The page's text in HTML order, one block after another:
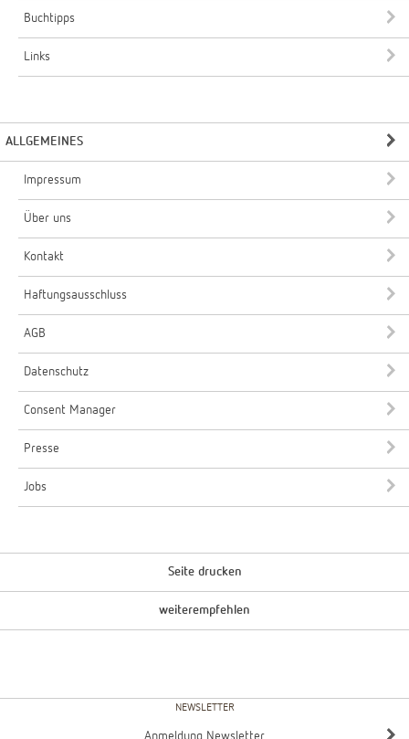
Buchtipps
Links
ALLGEMEINES
Impressum
Über uns
Kontakt
Haftungsausschluss
AGB
Datenschutz
Consent Manager
Presse
Jobs
Seite drucken
weiterempfehlen
NEWSLETTER